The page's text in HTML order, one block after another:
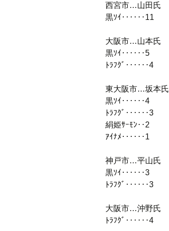
西宮市…山田氏
黒ｿｲ‥‥‥11
大阪市…山本氏
黒ｿｲ‥‥‥5
ﾄﾗﾌｸﾞ‥‥‥4
東大阪市…坂本氏
黒ｿｲ‥‥‥4
ﾄﾗﾌｸﾞ‥‥‥3
絹姫ｻｰﾓﾝ‥2
ｱｲﾅﾒ‥‥‥1
神戸市…平山氏
黒ｿｲ‥‥‥3
ﾄﾗﾌｸﾞ‥‥‥3
大阪市…沖野氏
ﾄﾗﾌｸﾞ‥‥‥4